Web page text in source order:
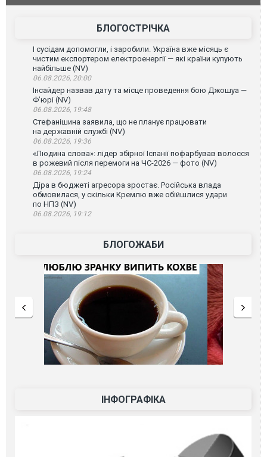
атаку. ВІДЕО
БЛОГОСТРІЧКА
І сусідам допомогли, і заробили. Україна вже місяць є
чистим експортером електроенергії — які країни купують
найбільше (NV)
06.08.2026, 20:00
Інсайдер назвав дату та місце проведення бою Джошуа —
Ф’юрі (NV)
06.08.2026, 19:48
Стефанішина заявила, що не планує працювати
на державній службі (NV)
06.08.2026, 19:36
«Людина слова»: лідер збірної Іспанії пофарбував волосся
в рожевий після перемоги на ЧС-2026 — фото (NV)
06.08.2026, 19:24
Діра в бюджеті агресора зростає. Російська влада
обмовилася, у скільки Кремлю вже обійшлися удари
по НПЗ (NV)
06.08.2026, 19:12
БЛОГОЖАБИ
ІНФОГРАФІКА